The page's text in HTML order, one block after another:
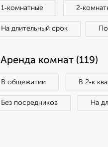
1‑комнатные
На длительный срок
Аренда комнат (119)
В общежитии В 2‑к
Без посредников На